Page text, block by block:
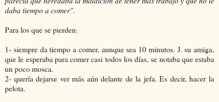
daba tiempo a comer".
Para los que se pierden:
1- siempre da tiempo a comer, aunque sea 10 minutos. J. su amiga,
que le esperaba para comer casi todos los días, se notaba que estaba
un poco mosca.
2- quería dejarse ver más aún delante de la jefa. Es decir, hacer la
pelota.